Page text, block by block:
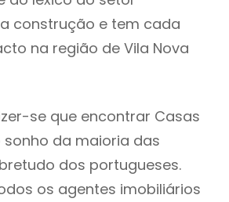
construção e tem cada
na região de Vila Nova
se que encontrar Casas
sonho da maioria das
dos portugueses.
os agentes imobiliários